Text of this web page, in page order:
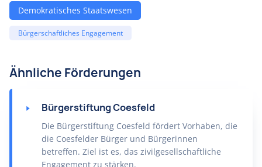
Demokratisches Staatswesen
Bürgerschaftliches Engagement
Ähnliche Förderungen
Bürgerstiftung Coesfeld
Die Bürgerstiftung Coesfeld fördert Vorhaben, die
die Coesfelder Bürger und Bürgerinnen
betreffen. Ziel ist es, das zivilgesellschaftliche
Engagement zu stärken.